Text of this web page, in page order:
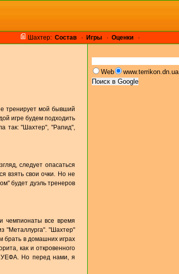
Шахтер: Cостав · Игры · Оценки ·
тренирует мой бывший
игре будем подходить
так: "Шахтер", "Рапид",
следует опасаться
взять свои очки. Но не
будет дуэль тренеров
чемпионаты все время
"Металлурга". "Шахтер"
брать в домашних играх
как и откровенного
УЕФА. Но перед нами, я
Web www.terrikon.dn.ua